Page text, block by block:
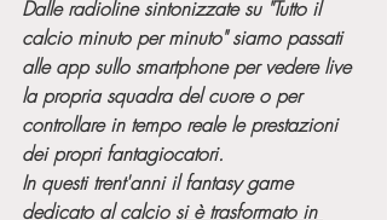
Dalle radioline sintonizzate su "Tutto il
calcio minuto per minuto" siamo passati
alle app sullo smartphone per vedere live
la propria squadra del cuore o per
controllare in tempo reale le prestazioni
dei propri fantagiocatori.
In questi trent'anni il fantasy game
dedicato al calcio si è trasformato in